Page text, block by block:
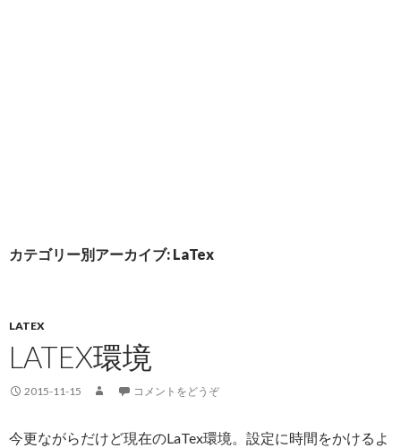
カテゴリー別アーカイブ: LaTex
LATEX
LATEX環境
2015-11-15 コメントをどうぞ
今更ながらだけど現在のLaTex環境。設定に時間をかけるよ